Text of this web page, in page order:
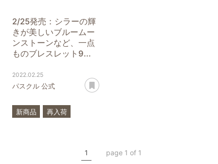
2/25発売：シラーの輝
きが美しいブルームー
ンストーンなど、一点
ものブレスレット9...
2022.02.25
パスクル 公式
新商品
再入荷
オレンジムーンストーン
1 page 1 of 1